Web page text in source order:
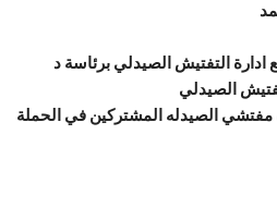
ادارة التفتيش الصيدلي برئاسة د
الصيدلي
مفتشي الصيدله المشتركين في الحملة